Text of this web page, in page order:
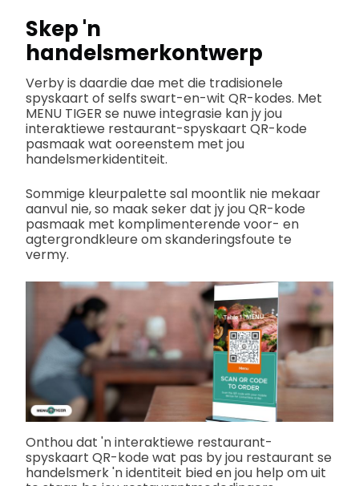
Skep 'n
handelsmerkontwerp
Verby is daardie dae met die tradisionele
spyskaart of selfs swart-en-wit QR-kodes. Met
MENU TIGER se nuwe integrasie kan jy jou
interaktiewe restaurant-spyskaart QR-kode
pasmaak wat ooreenstem met jou
handelsmerkidentiteit.
Sommige kleurpalette sal moontlik nie mekaar
aanvul nie, so maak seker dat jy jou QR-kode
pasmaak met komplimenterende voor- en
agtergrondkleure om skanderingsfoute te
vermy.
Onthou dat 'n interaktiewe restaurant-
spyskaart QR-kode wat pas by jou restaurant se
handelsmerk 'n identiteit bied en jou help om uit